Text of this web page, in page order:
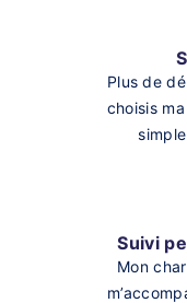
Plus de
choisis
Suivi
Mon